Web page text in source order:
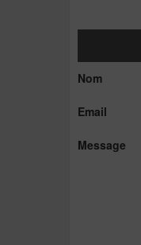
Nom
Email
Message